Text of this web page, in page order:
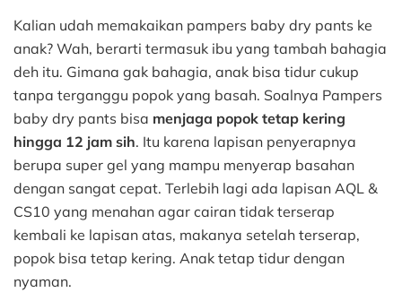
Kalian udah memakaikan pampers baby dry pants ke
anak? Wah, berarti termasuk ibu yang tambah bahagia
deh itu. Gimana gak bahagia, anak bisa tidur cukup
tanpa terganggu popok yang basah. Soalnya Pampers
baby dry pants bisa menjaga popok tetap kering
hingga 12 jam sih. Itu karena lapisan penyerapnya
berupa super gel yang mampu menyerap basahan
dengan sangat cepat. Terlebih lagi ada lapisan AQL &
CS10 yang menahan agar cairan tidak terserap
kembali ke lapisan atas, makanya setelah terserap,
popok bisa tetap kering. Anak tetap tidur dengan
nyaman.